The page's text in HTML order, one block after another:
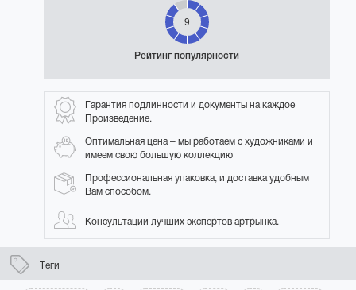
9
Рейтинг популярности
Гарантия подлинности и документы на каждое
Произведение.
Оптимальная цена – мы работаем с художниками и
имеем свою большую коллекцию
Профессиональная упаковка, и доставка удобным
Вам способом.
Консультации лучших экспертов артрынка.
Теги